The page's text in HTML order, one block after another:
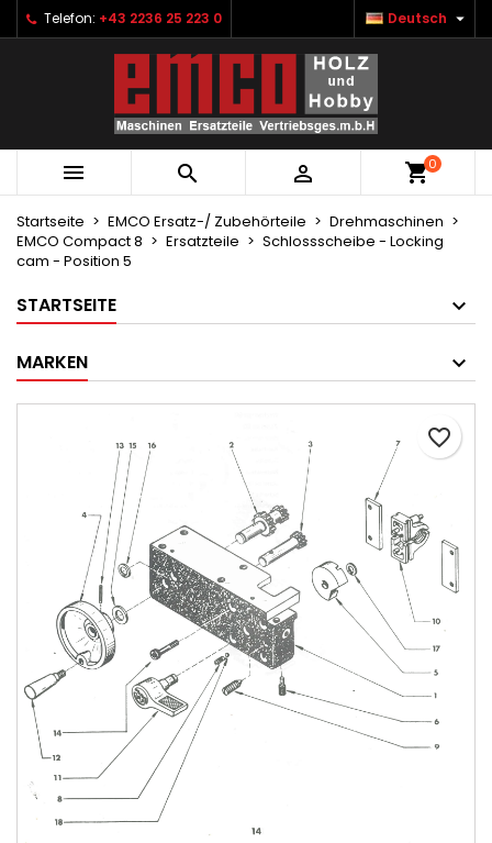
Telefon: +43 2236 25 223 0 Deutsch 
   0
Startseite EMCO Ersatz-/ Zubehörteile
Drehmaschinen
EMCO Compact 8
Ersatzteile
Schlossscheibe - Locking
cam - Position 5
STARTSEITE
MARKEN
favorite_border
Ihre Wunschlisten ×
Neue Liste anlegen
Wunschliste erstellen ×
Name der Wunschliste
Abbrechen Wunschliste erstellen
Anmelden ×
Sie müssen angemeldet sein, um Artikel Ihrer
Wunschliste hinzufügen zu können.
Abbrechen Anmelden